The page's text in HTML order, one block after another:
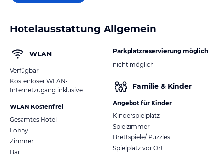
Hotelausstattung Allgemein
WLAN
Verfügbar
Kostenloser WLAN-
Internetzugang inklusive
WLAN Kostenfrei
Gesamtes Hotel
Lobby
Zimmer
Bar
Parkplatzreservierung möglich
nicht möglich
Familie & Kinder
Angebot für Kinder
Kinderspielplatz
Spielzimmer
Brettspiele/ Puzzles
Spielplatz vor Ort